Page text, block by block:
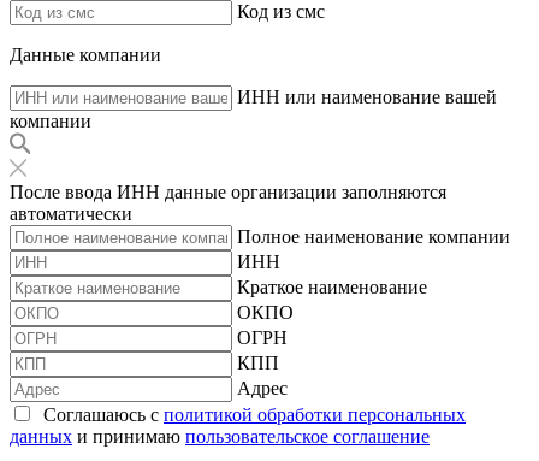
Код из смс
Данные компании
ИНН или наименование вашей
компании
После ввода ИНН данные организации заполняются
автоматически
Полное наименование компании
ИНН
Краткое наименование
ОКПО
ОГРН
КПП
Адрес
Соглашаюсь с политикой обработки персональных
данных и принимаю пользовательское соглашение